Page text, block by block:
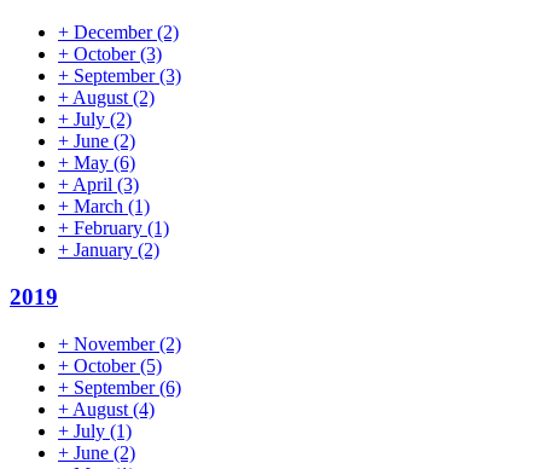
+ December(2)
+ October(3)
+ September(3)
+ August (2)
+ July (2)
+ June (2)
+ May (6)
+ April (3)
+ March (1)
+ February (1)
+ January (2)
2019
+ November(2)
+ October(5)
+ September(6)
+ August (4)
+ July (1)
+ June (2)